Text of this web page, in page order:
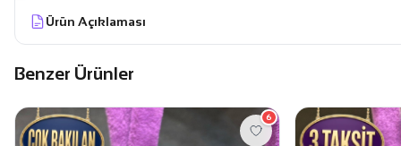
Ürün Açıklaması
Benzer Ürünler
6